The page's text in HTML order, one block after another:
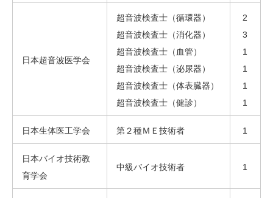
日本超音波医学会
超音波検査士（循環器）
超音波検査士（消化器）
超音波検査士（血管）
超音波検査士（泌尿器）
超音波検査士（体表臓器）
超音波検査士（健診）
2
3
1
1
1
1
日本生体医工学会 第２種ＭＥ技術者 1
日本バイオ技術教
育学会
中級バイオ技術者 1